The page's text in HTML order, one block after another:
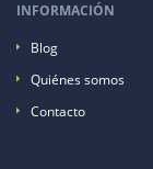
INFORMACIÓN
Blog
Quiénes somos
Contacto